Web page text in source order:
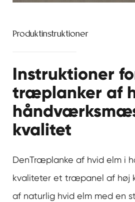
Produktinstruktioner
Instruktioner
træplanker af
kvalitet
DenTræplanke af hvid elm i
kvaliteter et træpanel af høj
af naturlig hvid elm med en